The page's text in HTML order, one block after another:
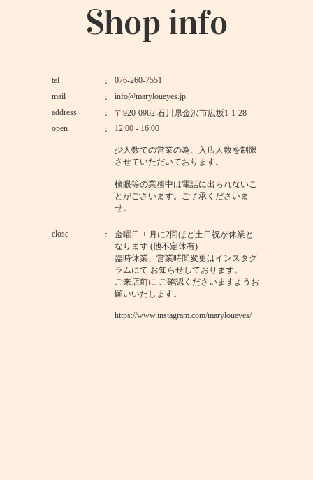
Shop info
tel
076-260-7551
mail
info@maryloueyes.jp
address
〒920-0962 石川県金沢市広坂1-1-28
open
12:00 - 16:00
少人数での営業の為、入店人数を制限
させていただいております。
検眼等の業務中は電話に出られないこ
とがございます。ご了承くださいま
せ。
close
金曜日 + 月に2回ほど土日祝が休業と
なります (他不定休有)
臨時休業、営業時間変更はインスタグ
ラムにて お知らせしております。
ご来店前に ご確認くださいますようお
願いいたします。
https://www.instagram.com/maryloueyes/